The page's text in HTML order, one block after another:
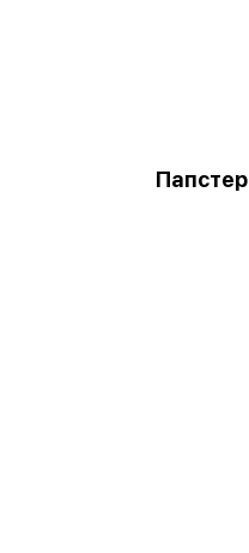
Папстер